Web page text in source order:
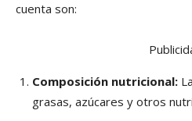
cuenta son:
Composición nutricional:
grasas, azúcares y otros